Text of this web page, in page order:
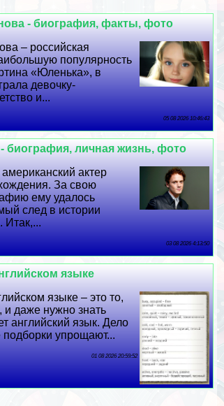
- биография, факты, фото
– российская
популярность
«Юленька», в
дeвoчку-
и...
05 08 2026 10:46:43
биография, личная жизнь, фото
актер
За свою
ему удалось
след в истории
Итак,...
03 08 2026 4:13:50
языке
языке – это то,
и даже нужно знать
английский язык. Дело
подборки упрощают...
01 08 2026 20:59:52